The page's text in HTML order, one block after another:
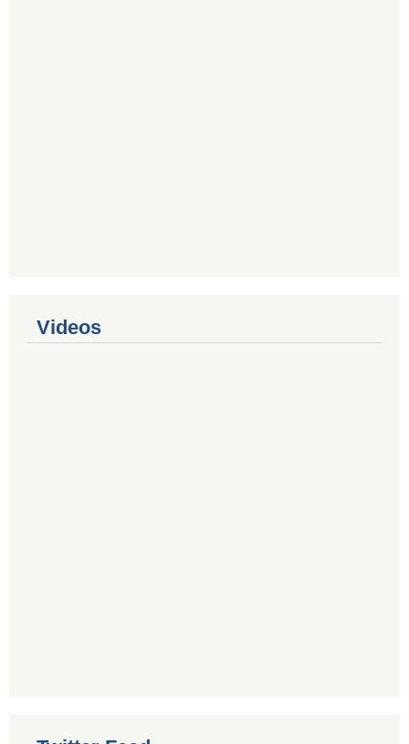
Videos